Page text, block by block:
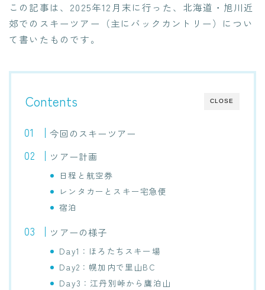
この記事は、2025年12月末に行った、北海道・旭川近
郊でのスキーツアー（主にバックカントリー）につい
て書いたものです。
CLOSE
Contents
今回のスキーツアー
ツアー計画
日程と航空券
レンタカーとスキー宅急便
宿泊
ツアーの様子
Day1：ほろたちスキー場
Day2：幌加内で里山BC
Day3：江丹別峠から鷹泊山